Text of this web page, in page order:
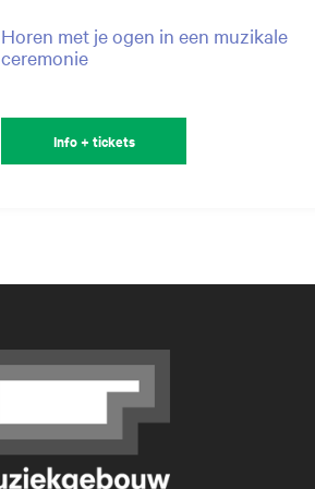
Horen met je ogen in een muzikale
ceremonie
Info + tickets